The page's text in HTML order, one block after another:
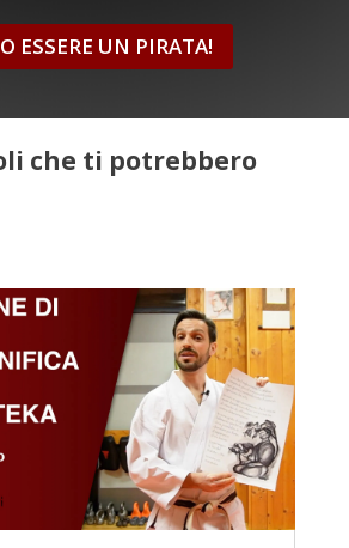
ESSERE UN PIRATA!
che ti potrebbero